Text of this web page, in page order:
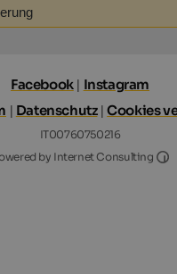
Facebook| Instagram
| Datenschutz|Cookies
IT00760750216
by Internet Consulting